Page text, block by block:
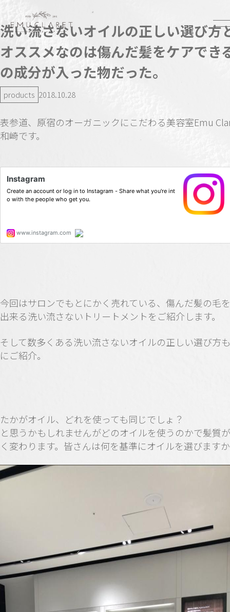
洗い流さないオイルの正しい選び方
オススメなのは傷んだ髪をケアでき
の成分が入った物だった。
products 2018.10.28
表参道、原宿のオーガニックにこだわる美容室Emu
和崎です。
今回はサロンでもとにかく売れている、傷んだ髪の毛
出来る洗い流さないトリートメントをご紹介します。
そして数多くある洗い流さないオイルの正しい選び方
にご紹介。
たかがオイル、どれを使っても同じでしょ？
と思うかもしれませんがどのオイルを使うのかで髪質
く変わります。皆さんは何を基準にオイルを選びます